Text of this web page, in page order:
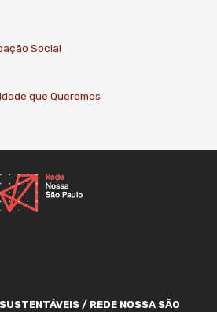
Social
que Queremos
/ REDE NOSSA SÃO